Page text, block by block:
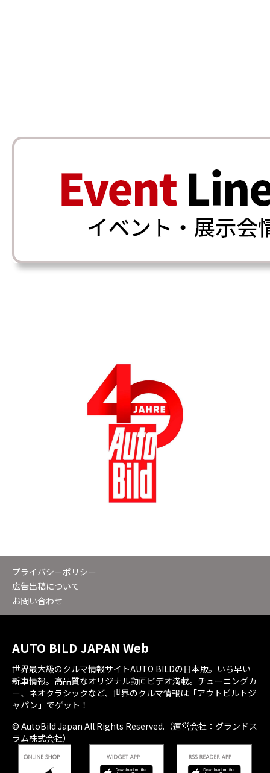
プライバシーポリシー
広告出稿について
お問い合わせ
AUTO BILD JAPAN Web
世界最大級のクルマ情報サイトAUTO BILDの日本版。いち早い
新車情報。高品質なオリジナル動画ビデオ満載。チューニングカ
ー、ネオクラシックなど、世界のクルマ情報は「アウトビルトジ
ャパン」でゲット！
© AutoBild Japan All Rights Reserved.（運営会社：グランドス
ラム株式会社）